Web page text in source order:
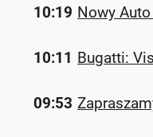
10:19 Nowy
10:11 Bugatti:
09:53